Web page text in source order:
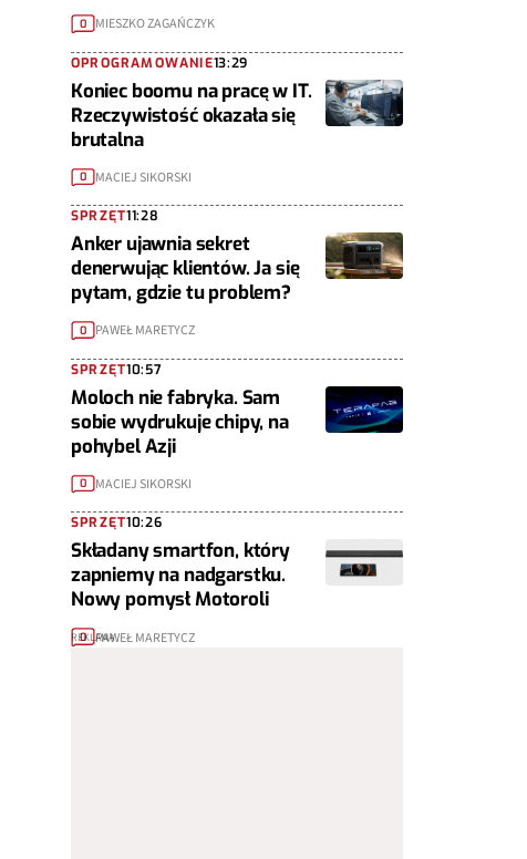
0 MIESZKO ZAGAŃCZYK
OPROGRAMOWANIE13:29
Koniec boomu na pracę w IT.
Rzeczywistość okazała się
brutalna
0 MACIEJ SIKORSKI
SPRZĘT11:28
Anker ujawnia sekret
denerwując klientów. Ja się
pytam, gdzie tu problem?
0 PAWEŁ MARETYCZ
SPRZĘT10:57
Moloch nie fabryka. Sam
sobie wydrukuje chipy, na
pohybel Azji
0 MACIEJ SIKORSKI
SPRZĘT10:26
Składany smartfon, który
zapniemy na nadgarstku.
Nowy pomysł Motoroli
0 PAWEŁ MARETYCZ